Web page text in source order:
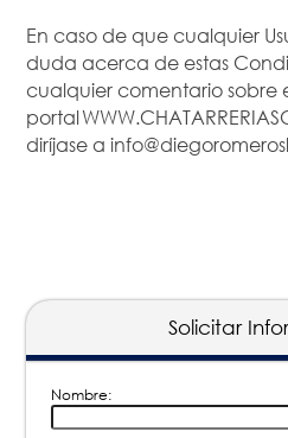
En caso de que cualquier
duda acerca de estas
cualquier comentario sobre
portal
diríjase a
Solicitar
Nombre: